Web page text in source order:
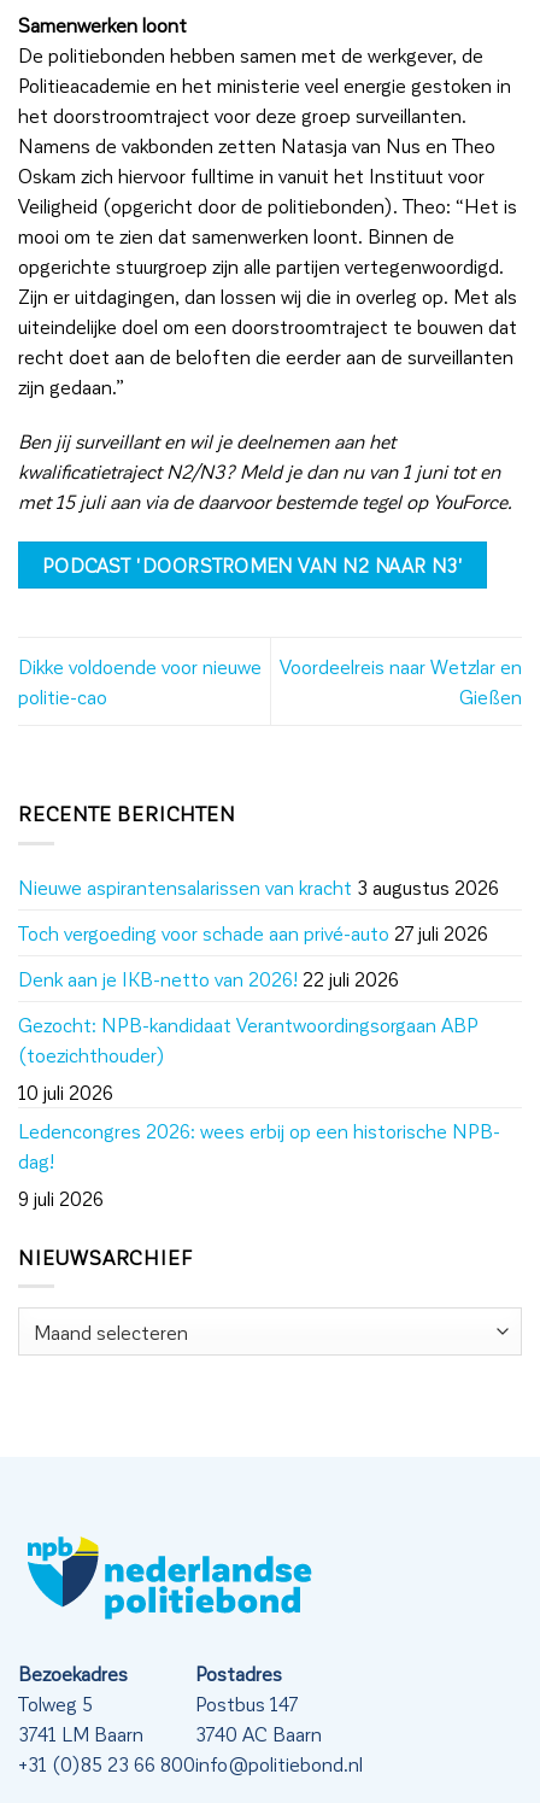
Samenwerken loont
De politiebonden hebben samen met de werkgever, de
Politieacademie en het ministerie veel energie gestoken in
het doorstroomtraject voor deze groep surveillanten.
Namens de vakbonden zetten Natasja van Nus en Theo
Oskam zich hiervoor fulltime in vanuit het Instituut voor
Veiligheid (opgericht door de politiebonden). Theo: “Het is
mooi om te zien dat samenwerken loont. Binnen de
opgerichte stuurgroep zijn alle partijen vertegenwoordigd.
Zijn er uitdagingen, dan lossen wij die in overleg op. Met als
uiteindelijke doel om een doorstroomtraject te bouwen dat
recht doet aan de beloften die eerder aan de surveillanten
zijn gedaan.”
Ben jij surveillant en wil je deelnemen aan het
kwalificatietraject N2/N3? Meld je dan nu van 1 juni tot en
met 15 juli aan via de daarvoor bestemde tegel op YouForce.
PODCAST 'DOORSTROMEN VAN N2 NAAR N3'
Dikke voldoende voor nieuwe
politie-cao
Voordeelreis naar Wetzlar en
Gießen
RECENTE BERICHTEN
Nieuwe aspirantensalarissen van kracht 3 augustus 2026
Toch vergoeding voor schade aan privé-auto 27 juli 2026
Denk aan je IKB-netto van 2026! 22 juli 2026
Gezocht: NPB-kandidaat Verantwoordingsorgaan ABP
(toezichthouder)
10 juli 2026
Ledencongres 2026: wees erbij op een historische NPB-
dag!
9 juli 2026
NIEUWSARCHIEF
Nieuwsarchief
Bezoekadres
Tolweg 5
3741 LM Baarn
+31 (0)85 23 66 800
Postadres
Postbus 147
3740 AC Baarn
info@politiebond.nl